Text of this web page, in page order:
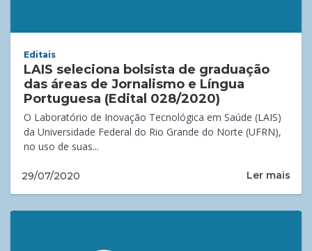
Editais
LAIS seleciona bolsista de graduação
das áreas de Jornalismo e Língua
Portuguesa (Edital 028/2020)
O Laboratório de Inovação Tecnológica em Saúde (LAIS)
da Universidade Federal do Rio Grande do Norte (UFRN),
no uso de suas...
29/07/2020 Ler mais